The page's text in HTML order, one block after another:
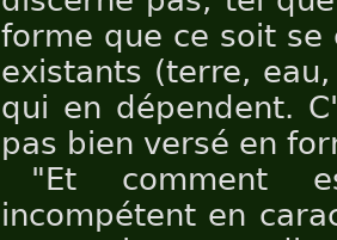
forme que ce soit se
existants (terre,
qui en dépendent.
pas bien versé en
"Et comment
incompétent en